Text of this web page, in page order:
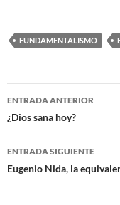
FUNDAMENTALISMO
Navegación
de
entradas
ENTRADA ANTERIOR
¿Dios sana hoy?
ENTRADA SIGUIENTE
Eugenio Nida, la